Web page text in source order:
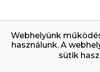
Webhelyünk
használunk. A
sütik